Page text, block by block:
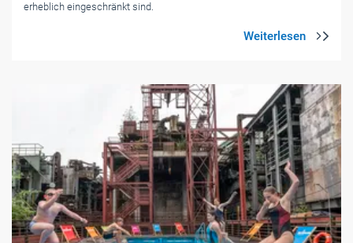
erheblich eingeschränkt sind.